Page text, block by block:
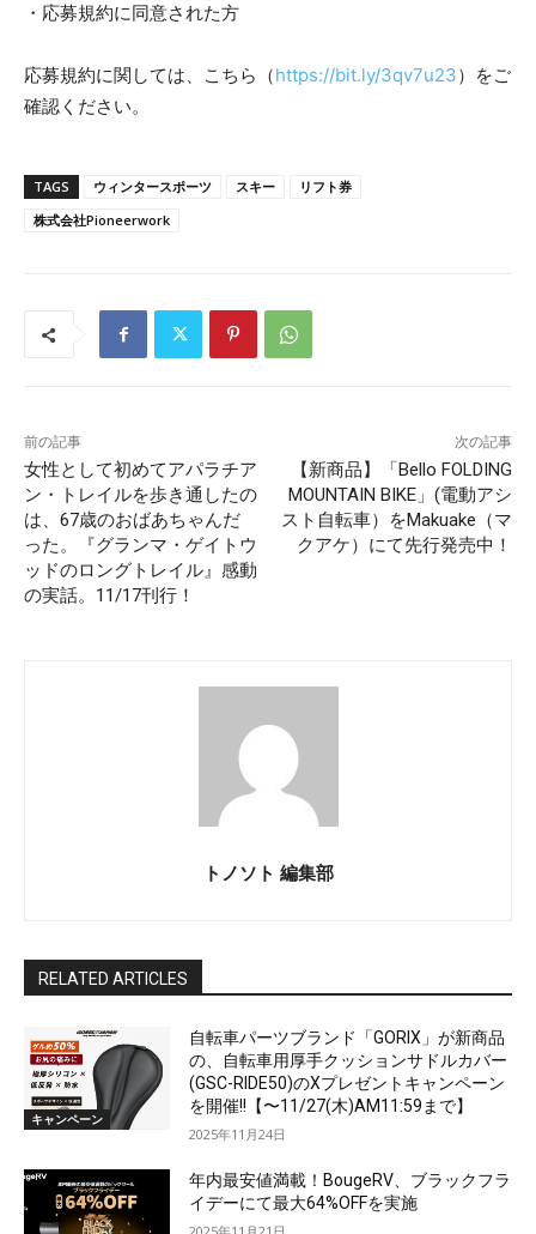
・応募規約に同意された方
応募規約に関しては、こちら（https://bit.ly/3qv7u23）をご
確認ください。
TAGS ウィンタースポーツ スキー
リフト券
株式会社Pioneerwork
前の記事
女性として初めてアパラチア
ン・トレイルを歩き通したの
は、67歳のおばあちゃんだ
った。『グランマ・ゲイトウ
ッドのロングトレイル』感動
の実話。11/17刊行！
次の記事
【新商品】「Bello FOLDING
MOUNTAIN BIKE」(電動アシ
スト自転車）をMakuake（マ
クアケ）にて先行発売中！
トノソト 編集部
RELATED ARTICLES
キャンペーン
自転車パーツブランド「GORIX」が新商品
の、自転車用厚手クッションサドルカバー
(GSC-RIDE50)のXプレゼントキャンペーン
を開催!!【〜11/27(木)AM11:59まで】
2025年11月24日
年内最安値満載！BougeRV、ブラックフラ
イデーにて最大64%OFFを実施